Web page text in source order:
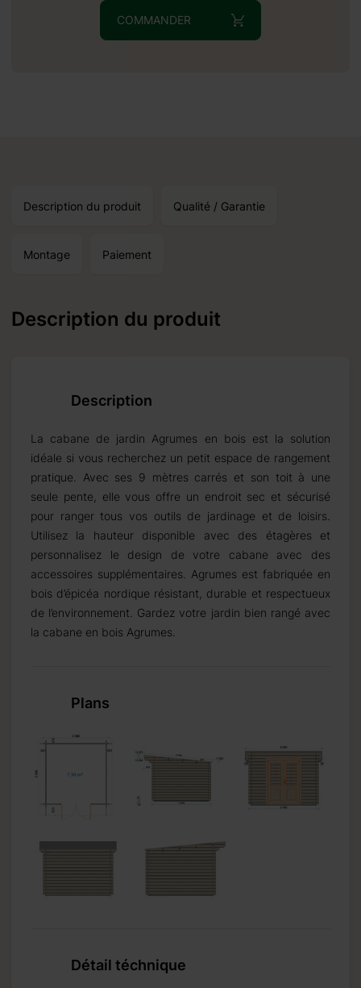
COMMANDER
Description du produit Qualité / Garantie
Montage Paiement
Description du produit
Description
La cabane de jardin Agrumes en bois est la solution
idéale si vous recherchez un petit espace de rangement
pratique. Avec ses 9 mètres carrés et son toit à une
seule pente, elle vous offre un endroit sec et sécurisé
pour ranger tous vos outils de jardinage et de loisirs.
Utilisez la hauteur disponible avec des étagères et
personnalisez le design de votre cabane avec des
accessoires supplémentaires. Agrumes est fabriquée en
bois d’épicéa nordique résistant, durable et respectueux
de l’environnement. Gardez votre jardin bien rangé avec
la cabane en bois Agrumes.
Plans
Détail téchnique
du:
% pour